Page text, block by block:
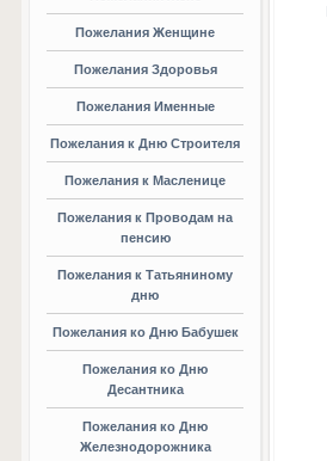
Пожелания Женщине
Пожелания Здоровья
Пожелания Именные
Пожелания к Дню Строителя
Пожелания к Масленице
Пожелания к Проводам на
пенсию
Пожелания к Татьяниному
дню
Пожелания ко Дню Бабушек
Пожелания ко Дню
Десантника
Пожелания ко Дню
Железнодорожника